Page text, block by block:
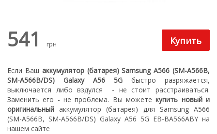
541 грн
Если Ваш аккумулятор (батарея) Samsung A566 (SM-A566B,
SM-A566B/DS) Galaxy A56 5G быстро разряжается,
выключается либо вздулся
- не стоит расстраиваться.
Заменить его - не проблема. Вы можетекупить новый и
оригинальный аккумулятор (батарея) для Samsung A566
(SM-A566B, SM-A566B/DS) Galaxy A56 5G EB-BA566ABY на
нашем сайте